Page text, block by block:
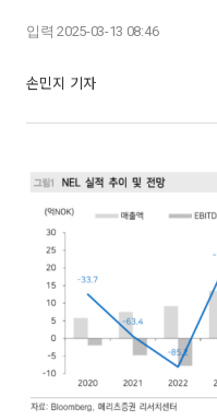
입력 2025-03-13 08:46
손민지 기자